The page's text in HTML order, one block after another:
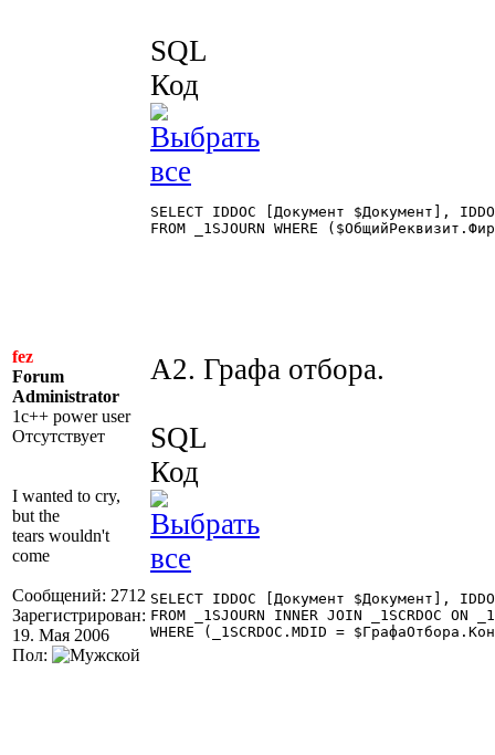
fez
Forum
Administrator
1c++ power user
Отсутствует
I wanted to cry,
but the
tears wouldn't
come
Сообщений: 2712
Зарегистрирован:
19. Мая 2006
Пол:
SQL
Код
SELECT IDDOC [Документ $Документ],
FROM _1SJOURN WHERE
A2. Графа отбора.
SQL
Код
SELECT IDDOC [Документ $Документ],
FROM _1SJOURN INNER JOIN _1SCRDOC ON
WHERE (_1SCRDOC.MDID =